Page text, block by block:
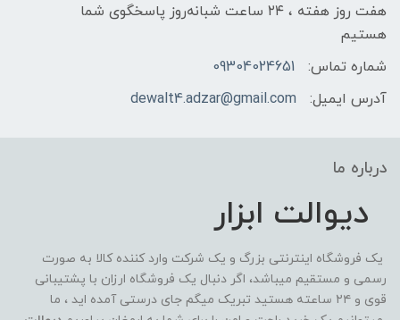
هفت روز هفته ، ۲۴ ساعت شبانه‌روز پاسخگوی شما
هستیم
شماره تماس:
09304024651
آدرس ایمیل:
dewalt4.adzar@gmail.com
درباره ما
دیوالت ابزار
یک فروشگاه اینترنتی بزرگ و یک شرکت وارد کننده کالا به صورت
رسمی و مستقیم میباشد، اگر دنبال یک فروشگاه ارزان با پشتیبانی
قوی و ۲۴ ساعته هستید تبریک میگم جای درستی آمده اید ، ما